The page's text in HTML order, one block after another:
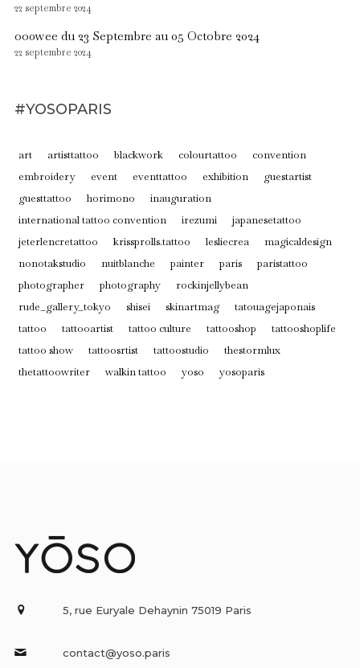
22 septembre 2024
oo0wee du 23 Septembre au 05 Octobre 2024
22 septembre 2024
#YOSOPARIS
art artisttattoo blackwork colourtattoo
convention
embroidery
event eventtattoo exhibition
guestartist
guesttattoo
horimono
inauguration
international tattoo convention
irezumi
japanesetattoo
jeterlencretattoo
krissprolls.tattoo lesliecrea
magicaldesign
nonotakstudio
nuitblanche painter paris
paristattoo
photographer
photography
rockinjellybean
rude_gallery_tokyo
shisei skinartmag
tatouagejaponais
tattoo
tattooartist tattoo culture tattooshop
tattooshoplife
tattoo show
tattoosrtist tattoostudio
thestormlux
thetattoowriter
walkin tattoo yoso yosoparis
5, rue Euryale Dehaynin 75019 Paris
contact@yoso.paris